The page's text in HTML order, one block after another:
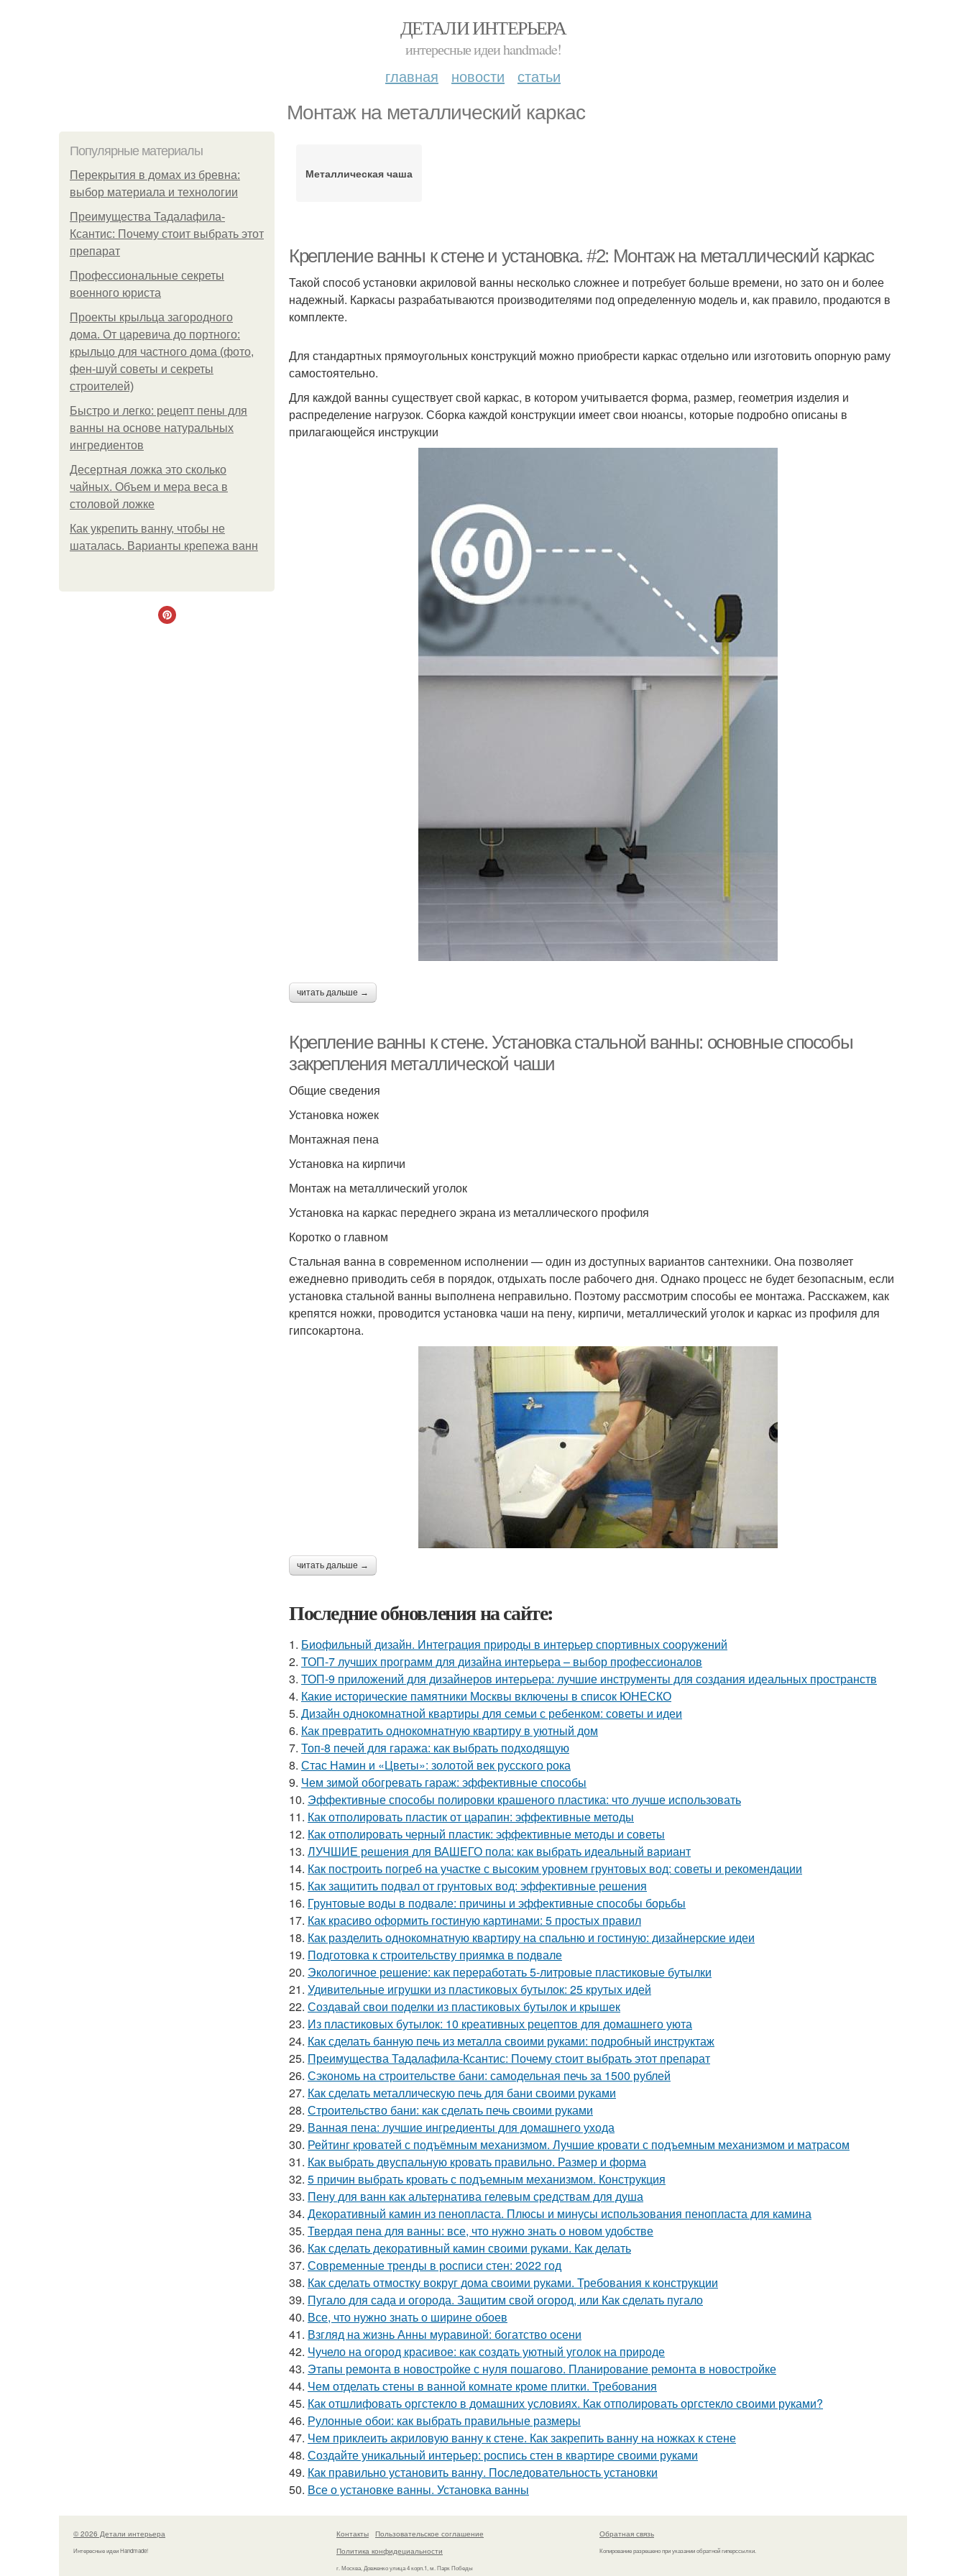
ДЕТАЛИ ИНТЕРЬЕРА
интересные идеи handmade!
главная новости статьи
Монтаж на металлический каркас
Популярные материалы
Перекрытия в домах из бревна:
выбор материала и технологии
Преимущества Тадалафила-
Ксантис: Почему стоит выбрать этот
препарат
Профессиональные секреты
военного юриста
Проекты крыльца загородного
дома. От царевича до портного:
крыльцо для частного дома (фото,
фен-шуй советы и секреты
строителей)
Быстро и легко: рецепт пены для
ванны на основе натуральных
ингредиентов
Десертная ложка это сколько
чайных. Объем и мера веса в
столовой ложке
Как укрепить ванну, чтобы не
шаталась. Варианты крепежа ванн
Металлическая чаша
Крепление ванны к стене и установка. #2: Монтаж на металлический каркас
Такой способ установки акриловой ванны несколько сложнее и потребует больше времени, но зато он и более
надежный. Каркасы разрабатываются производителями под определенную модель и, как правило, продаются в
комплекте.
Для стандартных прямоугольных конструкций можно приобрести каркас отдельно или изготовить опорную раму
самостоятельно.
Для каждой ванны существует свой каркас, в котором учитывается форма, размер, геометрия изделия и
распределение нагрузок. Сборка каждой конструкции имеет свои нюансы, которые подробно описаны в
прилагающейся инструкции
читать дальше →
Крепление ванны к стене. Установка стальной ванны: основные способы
закрепления металлической чаши
Общие сведения
Установка ножек
Монтажная пена
Установка на кирпичи
Монтаж на металлический уголок
Установка на каркас переднего экрана из металлического профиля
Коротко о главном
Стальная ванна в современном исполнении — один из доступных вариантов сантехники. Она позволяет
ежедневно приводить себя в порядок, отдыхать после рабочего дня. Однако процесс не будет безопасным, если
установка стальной ванны выполнена неправильно. Поэтому рассмотрим способы ее монтажа. Расскажем, как
крепятся ножки, проводится установка чаши на пену, кирпичи, металлический уголок и каркас из профиля для
гипсокартона.
читать дальше →
Последние обновления на сайте:
1. Биофильный дизайн. Интеграция природы в интерьер спортивных сооружений
2. ТОП-7 лучших программ для дизайна интерьера – выбор профессионалов
3. ТОП-9 приложений для дизайнеров интерьера: лучшие инструменты для создания идеальных пространств
4. Какие исторические памятники Москвы включены в список ЮНЕСКО
5. Дизайн однокомнатной квартиры для семьи с ребенком: советы и идеи
6. Как превратить однокомнатную квартиру в уютный дом
7. Топ-8 печей для гаража: как выбрать подходящую
8. Стас Намин и «Цветы»: золотой век русского рока
9. Чем зимой обогревать гараж: эффективные способы
10. Эффективные способы полировки крашеного пластика: что лучше использовать
11. Как отполировать пластик от царапин: эффективные методы
12. Как отполировать черный пластик: эффективные методы и советы
13. ЛУЧШИЕ решения для ВАШЕГО пола: как выбрать идеальный вариант
14. Как построить погреб на участке с высоким уровнем грунтовых вод: советы и рекомендации
15. Как защитить подвал от грунтовых вод: эффективные решения
16. Грунтовые воды в подвале: причины и эффективные способы борьбы
17. Как красиво оформить гостиную картинами: 5 простых правил
18. Как разделить однокомнатную квартиру на спальню и гостиную: дизайнерские идеи
19. Подготовка к строительству приямка в подвале
20. Экологичное решение: как переработать 5-литровые пластиковые бутылки
21. Удивительные игрушки из пластиковых бутылок: 25 крутых идей
22. Создавай свои поделки из пластиковых бутылок и крышек
23. Из пластиковых бутылок: 10 креативных рецептов для домашнего уюта
24. Как сделать банную печь из металла своими руками: подробный инструктаж
25. Преимущества Тадалафила-Ксантис: Почему стоит выбрать этот препарат
26. Сэкономь на строительстве бани: самодельная печь за 1500 рублей
27. Как сделать металлическую печь для бани своими руками
28. Строительство бани: как сделать печь своими руками
29. Ванная пена: лучшие ингредиенты для домашнего ухода
30. Рейтинг кроватей с подъёмным механизмом. Лучшие кровати с подъемным механизмом и матрасом
31. Как выбрать двуспальную кровать правильно. Размер и форма
32. 5 причин выбрать кровать с подъемным механизмом. Конструкция
33. Пену для ванн как альтернатива гелевым средствам для душа
34. Декоративный камин из пенопласта. Плюсы и минусы использования пенопласта для камина
35. Твердая пена для ванны: все, что нужно знать о новом удобстве
36. Как сделать декоративный камин своими руками. Как делать
37. Современные тренды в росписи стен: 2022 год
38. Как сделать отмостку вокруг дома своими руками. Требования к конструкции
39. Пугало для сада и огорода. Защитим свой огород, или Как сделать пугало
40. Все, что нужно знать о ширине обоев
41. Взгляд на жизнь Анны муравиной: богатство осени
42. Чучело на огород красивое: как создать уютный уголок на природе
43. Этапы ремонта в новостройке с нуля пошагово. Планирование ремонта в новостройке
44. Чем отделать стены в ванной комнате кроме плитки. Требования
45. Как отшлифовать оргстекло в домашних условиях. Как отполировать оргстекло своими руками?
46. Рулонные обои: как выбрать правильные размеры
47. Чем приклеить акриловую ванну к стене. Как закрепить ванну на ножках к стене
48. Создайте уникальный интерьер: роспись стен в квартире своими руками
49. Как правильно установить ванну. Последовательность установки
50. Все о установке ванны. Установка ванны
© 2026 Детали интерьера
Интересные идеи Handmade!
Контакты
Пользовательское соглашение
Политика конфидециальности
г. Москва, Довженко улица 4 корп.1, м. Парк Победы
Обратная связь
Копирование разрешено при указании обратной гиперссылки.